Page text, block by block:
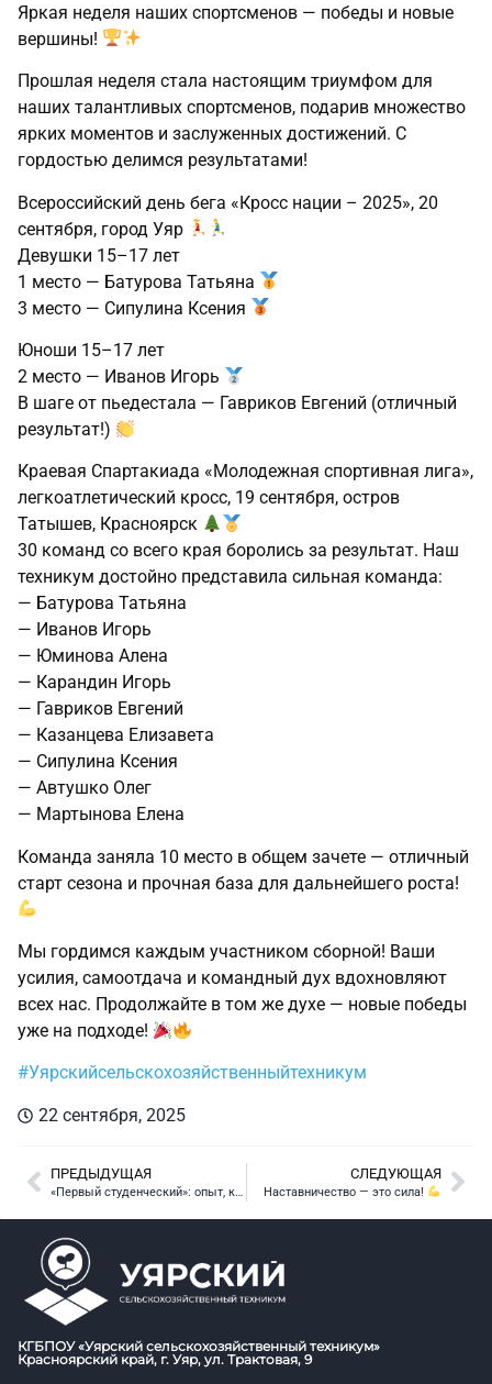
Яркая неделя наших спортсменов — победы и новые
вершины!
Прошлая неделя стала настоящим триумфом для
наших талантливых спортсменов, подарив множество
ярких моментов и заслуженных достижений. С
гордостью делимся результатами!
Всероссийский день бега «Кросс нации – 2025», 20
сентября, город Уяр
Девушки 15–17 лет
1 место — Батурова Татьяна
3 место — Сипулина Ксения
Юноши 15–17 лет
2 место — Иванов Игорь
В шаге от пьедестала — Гавриков Евгений (отличный
результат!)
Краевая Спартакиада «Молодежная спортивная лига»,
легкоатлетический кросс, 19 сентября, остров
Татышев, Красноярск
30 команд со всего края боролись за результат. Наш
техникум достойно представила сильная команда:
— Батурова Татьяна
— Иванов Игорь
— Юминова Алена
— Карандин Игорь
— Гавриков Евгений
— Казанцева Елизавета
— Сипулина Ксения
— Автушко Олег
— Мартынова Елена
Команда заняла 10 место в общем зачете — отличный
старт сезона и прочная база для дальнейшего роста!
Мы гордимся каждым участником сборной! Ваши
усилия, самоотдача и командный дух вдохновляют
всех нас. Продолжайте в том же духе — новые победы
уже на подходе!
#Уярскийсельскохозяйственныйтехникум
22 сентября, 2025
ПРЕДЫДУЩАЯ
«Первый студенческий»: опыт, который вдохновляет!
СЛЕДУЮЩАЯ
Наставничество — это сила!
КГБПОУ «Уярский сельскохозяйственный техникум»
Красноярский край, г. Уяр, ул. Трактовая, 9